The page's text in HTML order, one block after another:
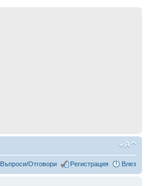
Въпроси/Отговори Регистрация Влез